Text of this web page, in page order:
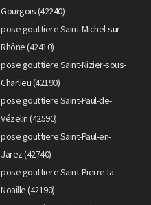
Gourgois (42240)
pose gouttiere Saint-Michel-sur-
Rhône (42410)
pose gouttiere Saint-Nizier-sous-
Charlieu (42190)
pose gouttiere Saint-Paul-de-
Vézelin (42590)
pose gouttiere Saint-Paul-en-
Jarez (42740)
pose gouttiere Saint-Pierre-la-
Noaille (42190)